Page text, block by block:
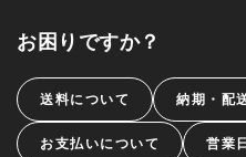
お困りですか？
送料について 納期・配
お支払いについて 営業